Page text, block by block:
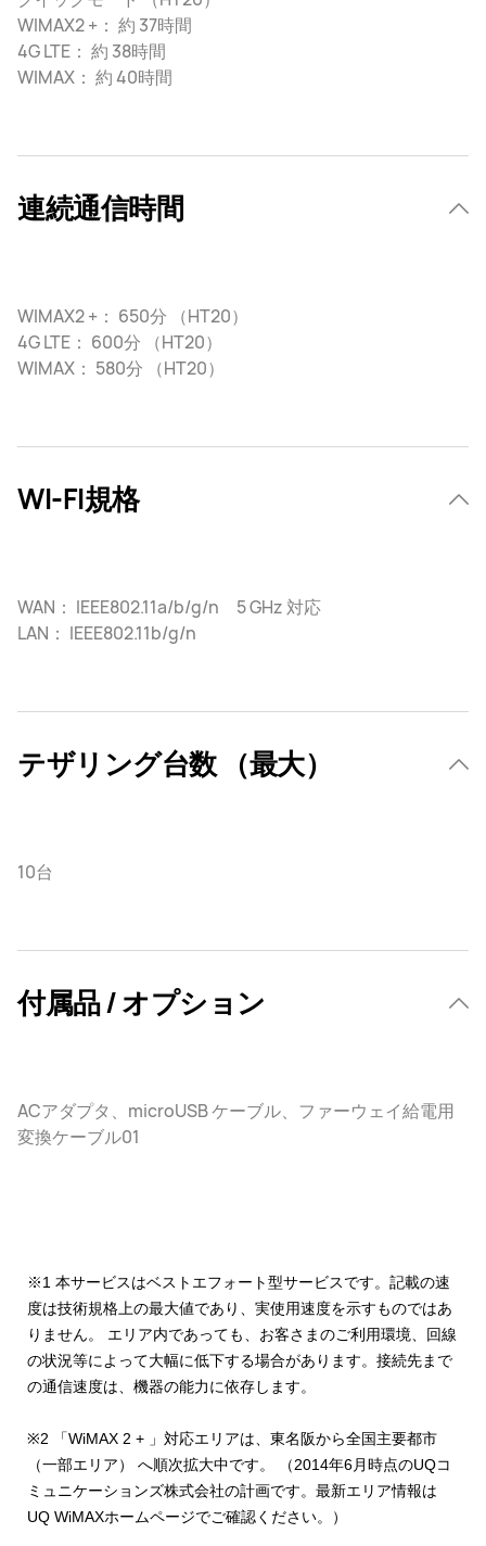
WIMAX2 +： 約 37時間
4G LTE： 約 38時間
WIMAX： 約 40時間
連続通信時間
WIMAX2 +： 650分 （HT20）
4G LTE： 600分 （HT20）
WIMAX： 580分 （HT20）
WI-FI規格
WAN： IEEE802.11a/b/g/n 5 GHz 対応
LAN： IEEE802.11b/g/n
テザリング台数 （最大）
10台
付属品 / オプション
ACアダプタ、microUSB ケーブル、ファーウェイ給電用
変換ケーブル01
※1 本サービスはベストエフォート型サービスです。記載の速
度は技術規格上の最大値であり、実使用速度を示すものではあ
りません。 エリア内であっても、お客さまのご利用環境、回線
の状況等によって大幅に低下する場合があります。接続先まで
の通信速度は、機器の能力に依存します。
※2 「WiMAX 2 + 」対応エリアは、東名阪から全国主要都市
（一部エリア） へ順次拡大中です。 （2014年6月時点のUQコ
ミュニケーションズ株式会社の計画です。最新エリア情報は
UQ WiMAXホームページでご確認ください。）